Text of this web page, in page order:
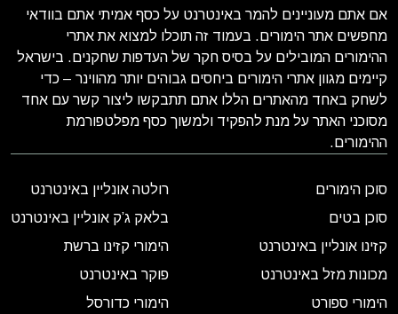
אם אתם מעוניינים להמר באינטרנט על כסף אמיתי אתם בוודאי
מחפשים אתר הימורים. בעמוד זה תוכלו למצוא את אתרי
ההימורים המובילים על בסיס חקר של העדפות שחקנים. בישראל
קיימים מגוון אתרי הימורים ביחסים גבוהים יותר מהווינר – כדי
לשחק באחד מהאתרים הללו אתם תתבקשו ליצור קשר עם אחד
מסוכני האתר על מנת להפקיד ולמשוך כסף מפלטפורמת
ההימורים.
סוכן הימורים
סוכן בטים
קזינו אונליין באינטרנט
מכונות מזל באינטרנט
הימורי ספורט
רולטה אונליין באינטרנט
בלאק ג’ק אונליין באינטרנט
הימורי קזינו ברשת
פוקר באינטרנט
הימורי כדורסל